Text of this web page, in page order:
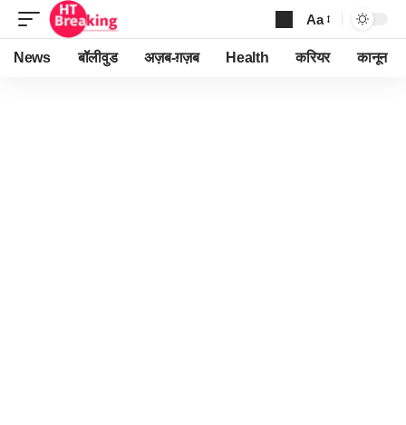
Font
Resizer
Aa
News बॉलीवुड अज़ब-ग़ज़ब Health करियर कानून